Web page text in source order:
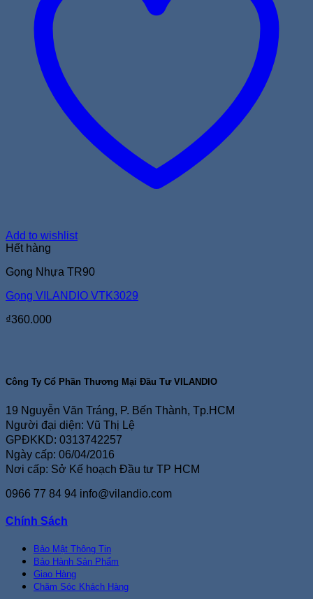
Add to wishlist
Hết hàng
Gọng Nhựa TR90
Gọng VILANDIO VTK3029
₫360.000
Công Ty Cổ Phần Thương Mại Đầu Tư VILANDIO
19 Nguyễn Văn Tráng, P. Bến Thành, Tp.HCM
Người đại diện: Vũ Thị Lệ
GPĐKKD: 0313742257
Ngày cấp: 06/04/2016
Nơi cấp: Sở Kế hoạch Đầu tư TP HCM
0966 77 84 94 info@vilandio.com
Chính Sách
Bảo Mật Thông Tin
Bảo Hành Sản Phẩm
Giao Hàng
Chăm Sóc Khách Hàng